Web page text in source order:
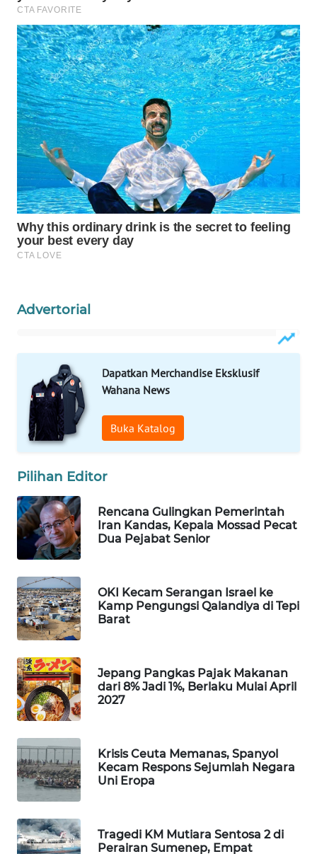
Advertorial
Dapatkan Merchandise Eksklusif
Wahana News
Buka Katalog
Pilihan Editor
Rencana Gulingkan Pemerintah
Iran Kandas, Kepala Mossad Pecat
Dua Pejabat Senior
OKI Kecam Serangan Israel ke
Kamp Pengungsi Qalandiya di Tepi
Barat
Jepang Pangkas Pajak Makanan
dari 8% Jadi 1%, Berlaku Mulai April
2027
Krisis Ceuta Memanas, Spanyol
Kecam Respons Sejumlah Negara
Uni Eropa
Tragedi KM Mutiara Sentosa 2 di
Perairan Sumenep, Empat
WAHANA
TV
WAHANANEWS
ID
WAHANANEWS
CO ID
WAHANANEWS
NET
WAHANA
SPORT
UMKM
SELEB
WAHANA
PERSONA
WAHANA
WAHANA
HEALTH
WAHANA
WISATA
LAPAK
WAHANA
Wahana
Network
KONSUMEN
LISTRIK
MASYARAKAT
KELISTRIKAN
WALINKI
ID